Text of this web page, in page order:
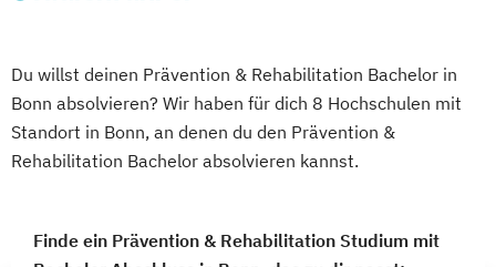
Du willst deinen Prävention & Rehabilitation Bachelor in
Bonn absolvieren? Wir haben für dich 8 Hochschulen mit
Standort in Bonn, an denen du den Prävention &
Rehabilitation Bachelor absolvieren kannst.
Finde ein Prävention & Rehabilitation Studium mit